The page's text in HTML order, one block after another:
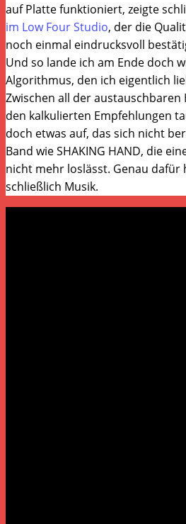
auf Platte funktioniert, zeigte
im Low Four Studio, der die
noch einmal eindrucksvoll
Und so lande ich am Ende doch
Algorithmus, den ich eigentlich
Zwischen all der
den kalkulierten Empfehlungen
doch etwas auf, das sich nicht
Band wie SHAKING HAND, die
nicht mehr loslässt. Genau dafür
schließlich Musik.